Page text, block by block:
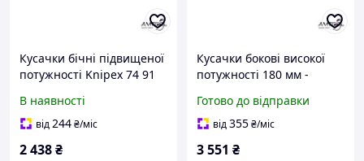
Кусачки бічні підвищеної
потужності Knipex 74 91
В наявності
від244₴/міс
2 438₴
Кусачки бокові високої
потужності 180 мм -
Готово до відправки
від355₴/міс
3 551 ₴